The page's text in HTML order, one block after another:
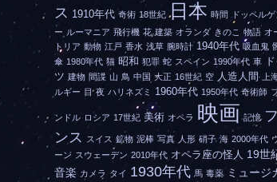
ス 1910年代 奇術 18世紀 日本 時間
ドッペル
ー ルーマニア 飛行機 花 建築 オランダ きのこ 物語 オ
トリア 動物 江戸 香水 浅草 腕時計 1940年代 吸血鬼
傘 1980年代 猫 昭和 犯罪 蛇 スペイン 1990年代 車
ツ 建物 間諜 山 鳥 中国 大正 16世紀 空 人造人間 上
ルギー 目 夜 ハリネズミ 1960年代 1950年代 奇術師
ンドル ロシア 17世紀 美術 オペラ 映画 記憶
ンス スイス 鉱物 泥棒 写真 人形 硝子 海 2000年代
ーン スウェーデン 2010年代 オペラ座の怪人 19世
音楽 カメラ タイ 1930年代 馬 毒薬 ミュージ